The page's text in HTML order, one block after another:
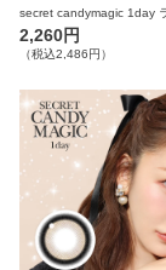
2,260円
（税込2,486円）